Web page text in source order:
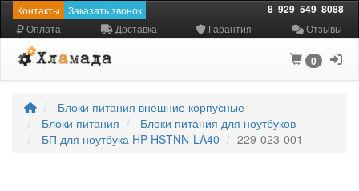
Контакты Заказать звонок 8 929 549 8088
Оплата Доставка Гарантия Отзывы
0
Блоки питания внешние корпусные
Блоки питания
Блоки питания для ноутбуков
БП для ноутбука HP HSTNN-LA40
229-023-001